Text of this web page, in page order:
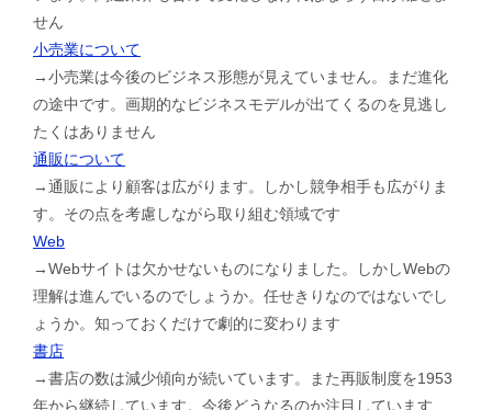
せん
小売業について
→小売業は今後のビジネス形態が見えていません。まだ進化
の途中です。画期的なビジネスモデルが出てくるのを見逃し
たくはありません
通販について
→通販により顧客は広がります。しかし競争相手も広がりま
す。その点を考慮しながら取り組む領域です
Web
→Webサイトは欠かせないものになりました。しかしWebの
理解は進んでいるのでしょうか。任せきりなのではないでし
ょうか。知っておくだけで劇的に変わります
書店
→書店の数は減少傾向が続いています。また再販制度を1953
年から継続しています。今後どうなるのか注目しています